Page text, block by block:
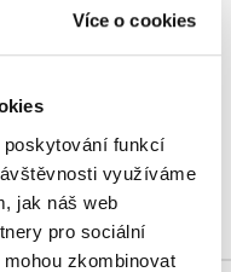
Více o cookies
poskytování funkcí
využíváme
jak náš web
pro sociální
mohou zkombinovat
uživatelská hodnocení.